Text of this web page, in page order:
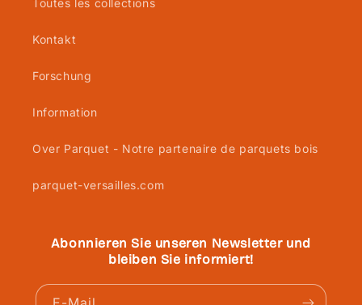
Toutes les collections
Kontakt
Forschung
Information
Over Parquet - Notre partenaire de parquets bois
parquet-versailles.com
Abonnieren Sie unseren Newsletter und
bleiben Sie informiert!